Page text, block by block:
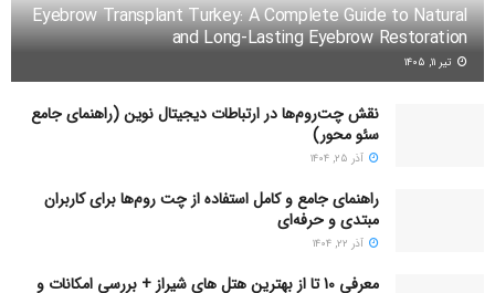
Eyebrow Transplant Turkey: A Complete Guide to Natural
and Long-Lasting Eyebrow Restoration
تیر ۱۱, ۱۴۰۵
نقش چت‌روم‌ها در ارتباطات دیجیتال نوین (راهنمای جامع
سئو محور)
آذر ۲۵, ۱۴۰۴
راهنمای جامع و کامل استفاده از چت روم‌ها برای کاربران
مبتدی و حرفه‌ای
آذر ۲۲, ۱۴۰۴
معرفی 10 تا از بهترین هتل های شیراز + بررسی امکانات و